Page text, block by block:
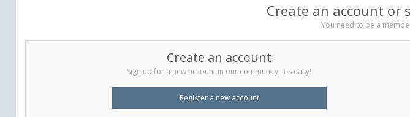
Create an account or
You need to be a
Create an account
Sign up for a new account in our community. It's easy!
Register a new account